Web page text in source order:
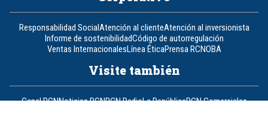
Responsabilidad SocialAtención al clienteAtención al inversionista
Informe de sostenibilidadCódigo de autorregulación
Ventas InternacionalesLínea ÉticaPrensa RCNOBA
Visite también
Canal RCNNoticias RCNRCN RadioLa RepúblicaRCN Comerciales